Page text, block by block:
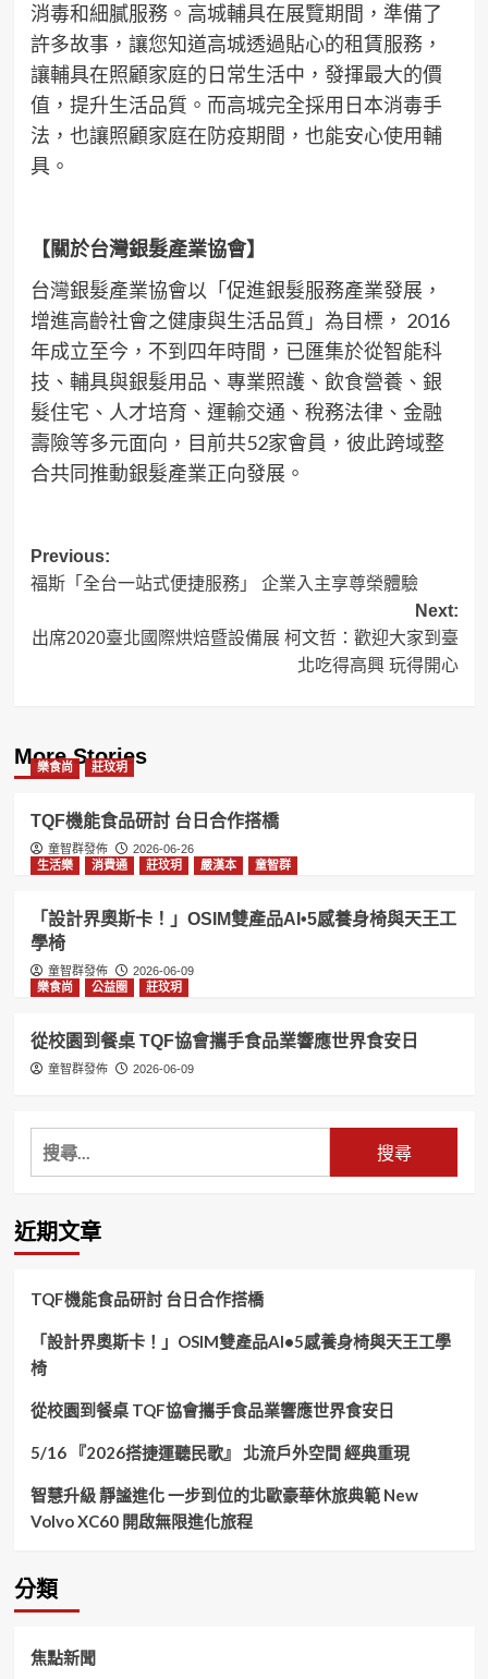
消毒和細膩服務。高城輔具在展覽期間，準備了
許多故事，讓您知道高城透過貼心的租賃服務，
讓輔具在照顧家庭的日常生活中，發揮最大的價
值，提升生活品質。而高城完全採用日本消毒手
法，也讓照顧家庭在防疫期間，也能安心使用輔
具。
【關於台灣銀髮產業協會】
台灣銀髮產業協會以「促進銀髮服務產業發展，
增進高齡社會之健康與生活品質」為目標， 2016
年成立至今，不到四年時間，已匯集於從智能科
技、輔具與銀髮用品、專業照護、飲食營養、銀
髮住宅、人才培育、運輸交通、稅務法律、金融
壽險等多元面向，目前共52家會員，彼此跨域整
合共同推動銀髮產業正向發展。
Post
navigation
Previous:
福斯「全台一站式便捷服務」 企業入主享尊榮體驗
Next:
出席2020臺北國際烘焙暨設備展 柯文哲：歡迎大家到臺
北吃得高興 玩得開心
More Stories
樂食尚 莊玟玥
TQF機能食品研討 台日合作搭橋
童智群發佈
2026-06-26
生活樂
消費通 莊玟玥 嚴漢本 童智群
「設計界奧斯卡！」OSIM雙產品AI•5感養身椅與天王工
學椅
童智群發佈
2026-06-09
樂食尚
公益圈 莊玟玥
從校園到餐桌 TQF協會攜手食品業響應世界食安日
童智群發佈 2026-06-09
搜
尋
鍵
字:
近期文章
TQF機能食品研討 台日合作搭橋
「設計界奧斯卡！」OSIM雙產品AI•5感養身椅與天王工學
椅
從校園到餐桌 TQF協會攜手食品業響應世界食安日
5/16 『2026搭捷運聽民歌』 北流戶外空間 經典重現
智慧升級 靜謐進化 一步到位的北歐豪華休旅典範 New
Volvo XC60 開啟無限進化旅程
分類
焦點新聞